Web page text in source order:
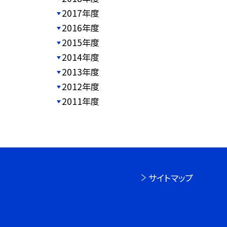
2017年度
2016年度
2015年度
2014年度
2013年度
2012年度
2011年度
サイトマップ